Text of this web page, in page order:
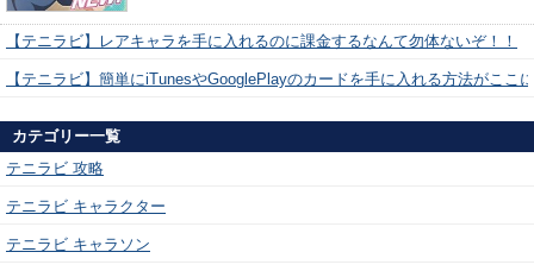
【テニラビ】レアキャラを手に入れるのに課金するなんて勿体ないぞ！！
【テニラビ】簡単にiTunesやGooglePlayのカードを手に入れる方法がここ
カテゴリー一覧
テニラビ 攻略
テニラビ キャラクター
テニラビ キャラソン